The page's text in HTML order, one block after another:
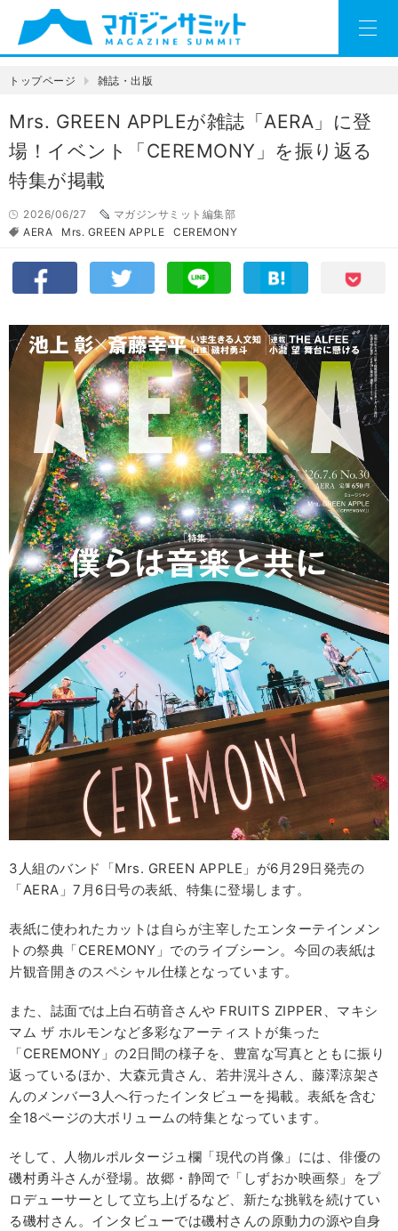
トップページ 雑誌・出版
Mrs. GREEN APPLEが雑誌「AERA」に登
場！イベント「CEREMONY」を振り返る
特集が掲載
2026/06/27
マガジンサミット編集部
AERA
Mrs. GREEN APPLE CEREMONY
3人組のバンド「Mrs. GREEN APPLE」が6月29日発売の
「AERA」7月6日号の表紙、特集に登場します。
表紙に使われたカットは自らが主宰したエンターテインメン
トの祭典「CEREMONY」でのライブシーン。今回の表紙は
片観音開きのスペシャル仕様となっています。
また、誌面では上白石萌音さんや FRUITS ZIPPER、マキシ
マム ザ ホルモンなど多彩なアーティストが集った
「CEREMONY」の2日間の様子を、豊富な写真とともに振り
返っているほか、大森元貴さん、若井滉斗さん、藤澤涼架さ
んのメンバー3人へ行ったインタビューを掲載。表紙を含む
全18ページの大ボリュームの特集となっています。
そして、人物ルポルタージュ欄「現代の肖像」には、俳優の
磯村勇斗さんが登場。故郷・静岡で「しずおか映画祭」をプ
ロデューサーとして立ち上げるなど、新たな挑戦を続けてい
る磯村さん。インタビューでは磯村さんの原動力の源や自身